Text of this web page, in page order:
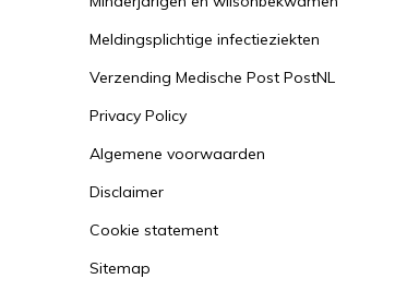
Meldingsplichtige infectieziekten
Verzending Medische Post PostNL
Privacy Policy
Algemene voorwaarden
Disclaimer
Cookie statement
Sitemap